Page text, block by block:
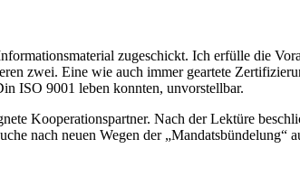
zugeschickt. Ich erfülle die
zwei. Eine wie auch immer geartete
ISO 9001 leben konnten, unvorstellbar.
Kooperationspartner. Nach der Lektüre
nach neuen Wegen der